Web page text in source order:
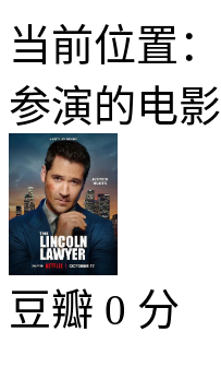
当前位置：
参演的电影
豆瓣 0 分